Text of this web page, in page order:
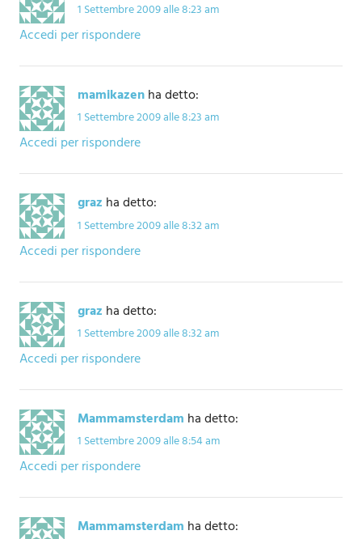
1 Settembre 2009 alle 8:23 am
Accedi per rispondere
mamikazenha detto:
1 Settembre 2009 alle 8:23 am
Accedi per rispondere
graz ha detto:
1 Settembre 2009 alle 8:32 am
Accedi per rispondere
graz ha detto:
1 Settembre 2009 alle 8:32 am
Accedi per rispondere
Mammamsterdam ha detto:
1 Settembre 2009 alle 8:54 am
Accedi per rispondere
Mammamsterdam ha detto: